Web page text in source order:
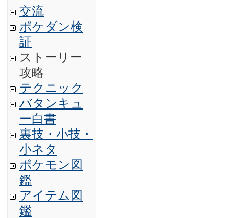
交流
ポケダン検
証
ストーリー
攻略
テクニック
バタンキュ
ー白書
裏技・小技・
小ネタ
ポケモン図
鑑
アイテム図
鑑